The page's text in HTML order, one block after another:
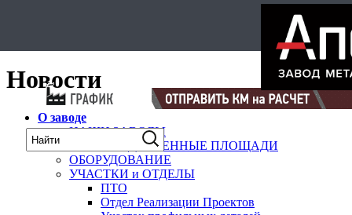
Новости
О заводе
НАШИ ЗАВОДЫ
ПРОИЗВОДСТВЕННЫЕ ПЛОЩАДИ
ОБОРУДОВАНИЕ
УЧАСТКИ и ОТДЕЛЫ
ПТО
Отдел Реализации Проектов